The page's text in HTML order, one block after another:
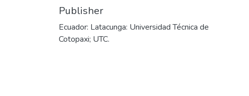
Publisher
Ecuador: Latacunga: Universidad Técnica de
Cotopaxi; UTC.